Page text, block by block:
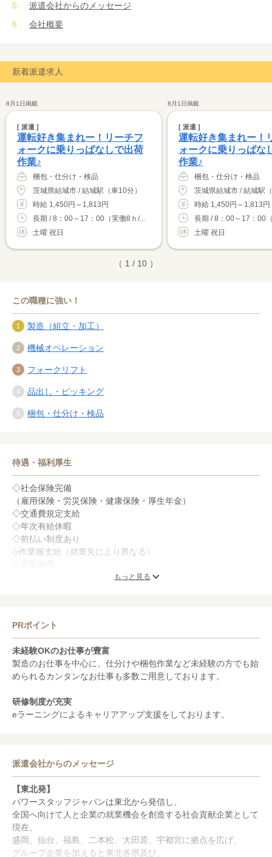
派遣会社からのメッセージ
会社概要
新着派遣求人
8月1日掲載
[ 派遣 ]
運転好き集まれー！リーチフ
ォークに乗りっぱなしで出荷
作業♪
梱包・仕分け・検品
茨城県結城市 / 結城駅（車10分）
時給 1,450円～1,813円
長期 / 8：00～17：00（実働8ｈ/...
土曜 祝日
8月1日掲載
[ 派遣 ]
運転好き集まれー！
ォークに乗りっぱな
作業♪
梱包・仕分け・検品
茨城県結城市 / 結城駅
時給 1,450円～1,813円
長期 / 8：00～17：00
土曜 祝日
（ 1 / 10 ）
この職種に強い！
製造（組立・加工）
機械オペレーション
フォークリフト
品出し・ピッキング
梱包・仕分け・検品
待遇・福利厚生
◇社会保険完備
（雇用保険・労災保険・健康保険・厚生年金）
◇交通費規定支給
◇年次有給休暇
◇前払い制度あり
◇作業服支給（就業先により異なる）
もっと見る
PRポイント
未経験OKのお仕事が豊富
製造のお仕事を中心に、仕分けや梱包作業など未経験の方でも始
められるカンタンなお仕事も多数ご用意しております。
研修制度が充実
eラーニングによるキャリアアップ支援をしております。
派遣会社からのメッセージ
【東北発】
パワースタッフジャパンは東北から発信し、
全国へ向けて人と企業の就業機会を創造する社会貢献企業として
現在、
盛岡、仙台、福島、二本松、大田原、宇都宮に拠点を広げ、
グループ企業を加えると東北各県及び、